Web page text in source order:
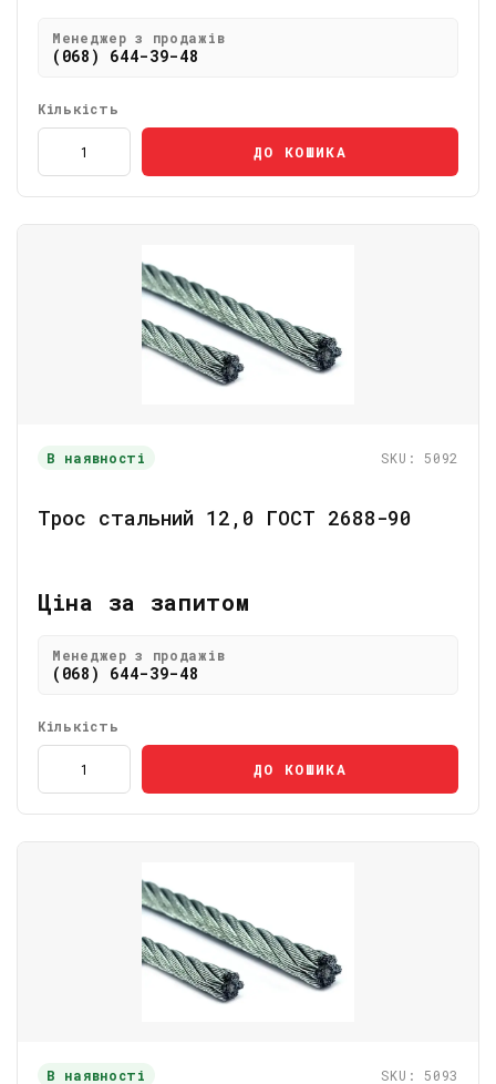
Менеджер з продажів
(068) 644-39-48
Кількість
ДО КОШИКА
В наявності SKU: 5092
Трос стальний 12,0 ГОСТ 2688-90
Ціна за запитом
Менеджер з продажів
(068) 644-39-48
Кількість
ДО КОШИКА
В наявності SKU: 5093